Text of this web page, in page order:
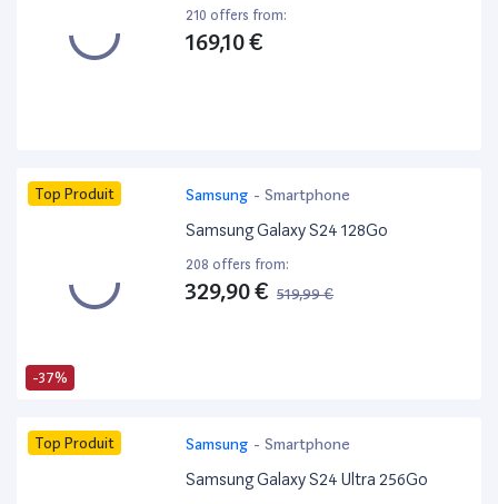
210 offers from:
169,10 €
-37%
Top Produit Samsung - Smartphone
Samsung Galaxy S24 128Go
208 offers from:
329,90 € 519,99 €
Top Produit Samsung - Smartphone
Samsung Galaxy S24 Ultra 256Go